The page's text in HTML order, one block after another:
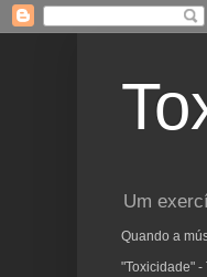
Um
Quando a
"Toxicidade" -